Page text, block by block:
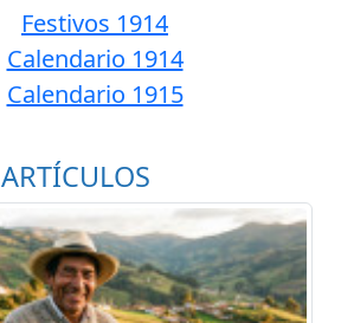
Festivos 1914
Calendario 1914
Calendario 1915
ARTÍCULOS